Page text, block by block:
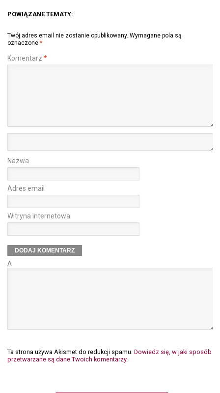
POWIĄZANE TEMATY:
Twój adres email nie zostanie opublikowany. Wymagane pola są
oznaczone *
Komentarz *
Nazwa
Adres email
Witryna internetowa
Δ
Ta strona używa Akismet do redukcji spamu. Dowiedz się, w jaki sposób
przetwarzane są dane Twoich komentarzy.